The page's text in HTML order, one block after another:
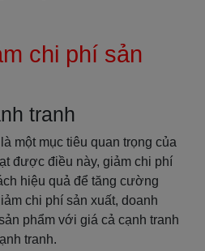
chi phí sản
tranh
một mục tiêu quan trọng của
được điều này, giảm chi phí
hiệu quả để tăng cường
chi phí sản xuất, doanh
phẩm với giá cả cạnh tranh
tranh.